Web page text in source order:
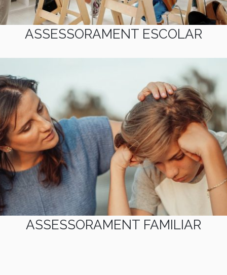
ASSESSORAMENT ESCOLAR
ASSESSORAMENT FAMILIAR